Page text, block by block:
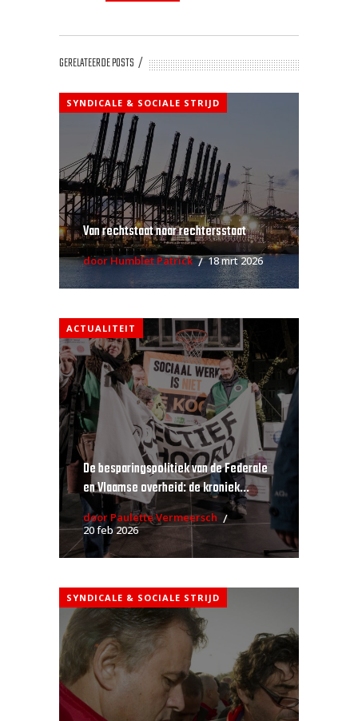
GERELATEERDE POSTS
SYNDICALE & SOCIALE STRIJD
Van rechtstaat naar rechtersstaat
door Humblet Patrick 18 mrt 2026
ACTUALITEIT
De besparingspolitiek van de Federale
en Vlaamse overheid: de kroniek...
door Paulette Vermeersch
20 feb 2026
SYNDICALE & SOCIALE STRIJD